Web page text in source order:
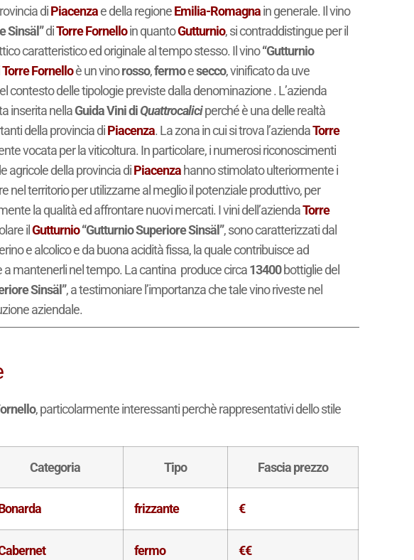
diPiacenzae della regioneEmilia-Romagnain generale. Il vino
Sinsäl”diTorre Fornelloin quantoGutturnio, si contraddistingue per il
caratteristico ed originale al tempo stesso. Il vino“Gutturnio
Torre Fornelloè un vinorosso,fermoesecco, vinificato da uve
contesto delle tipologie previste dalla denominazione . L’azienda
inserita nellaGuida Vini diQuattrocaliciperché è una delle realtà
della provincia diPiacenza. La zona in cui si trova l’aziendaTorre
vocata per la viticoltura. In particolare, i numerosi riconoscimenti
agricole della provincia diPiacenzahanno stimolato ulteriormente i
nel territorio per utilizzarne al meglio il potenziale produttivo, per
la qualità ed affrontare nuovi mercati. I vini dell’aziendaTorre
il Gutturnio “Gutturnio Superiore Sinsäl”, sono caratterizzati dal
e alcolico e da buona acidità fissa, la quale contribuisce ad
a mantenerli nel tempo. La cantina produce circa13400bottiglie del
Sinsäl”, a testimoniare l’importanza che tale vino riveste nel
aziendale.
, particolarmente interessanti perchè rappresentativi dello stile
Categoria Tipo Fascia prezzo
frizzante €
fermo €€